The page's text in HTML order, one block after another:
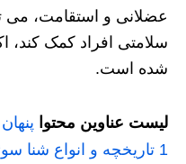
عضلانی و استقامت، می‌
سلامتی افراد کمک کند،
شده است.
لیست عناوین محتوا پنهان
1 تاریخچه و انواع شنا